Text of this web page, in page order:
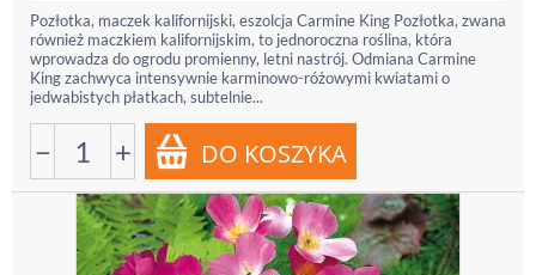
Pozłotka, maczek kalifornijski, eszolcja Carmine King Pozłotka, zwana
również maczkiem kalifornijskim, to jednoroczna roślina, która
wprowadza do ogrodu promienny, letni nastrój. Odmiana Carmine
King zachwyca intensywnie karminowo-różowymi kwiatami o
jedwabistych płatkach, subtelnie...
− +